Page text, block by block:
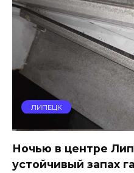
ЛИПЕЦК
Ночью в центре
устойчивый запах